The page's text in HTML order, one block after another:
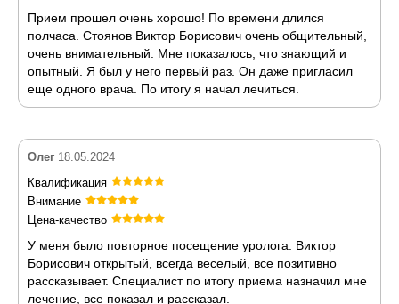
Прием прошел очень хорошо! По времени длился
полчаса. Стоянов Виктор Борисович очень общительный,
очень внимательный. Мне показалось, что знающий и
опытный. Я был у него первый раз. Он даже пригласил
еще одного врача. По итогу я начал лечиться.
Олег 18.05.2024
Квалификация
Внимание
Цена-качество
У меня было повторное посещение уролога. Виктор
Борисович открытый, всегда веселый, все позитивно
рассказывает. Специалист по итогу приема назначил мне
лечение, все показал и рассказал.